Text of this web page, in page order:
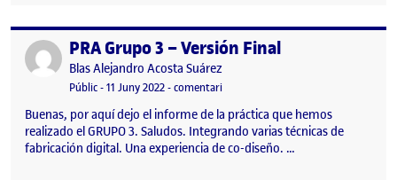
Publicat perPRA Grupo 3 – Versión Final
Publicat per
Blas Alejandro Acosta Suárez
Visibilitat:
Públic-Data de publicació
11 Juny 202211 juny, 2022 4:44 pm
-comentariel PRA Grupo 3 – Versión Final
Buenas, por aquí dejo el informe de la práctica que hemos
realizado el GRUPO 3. Saludos. Integrando varias técnicas de
fabricación digital. Una experiencia de co-diseño. …